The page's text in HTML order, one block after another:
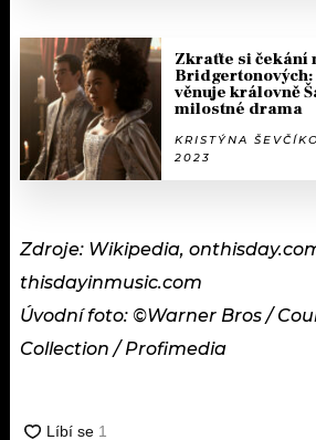
Zkraťte si čekání
Bridgertonových:
věnuje královně
milostné drama
KRISTÝNA
2023
Zdroje: Wikipedia,
thisdayinmusic.com
Úvodní foto: ©Warner Bros /
Collection / Profimedia